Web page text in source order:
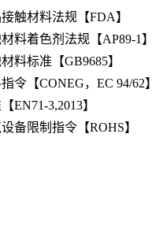
触材料法规【FDA】
料着色剂法规【AP89-1】
料标准【GB9685】
令【CONEG，EC 94/62】
EN71-3,2013】
备限制指令【ROHS】